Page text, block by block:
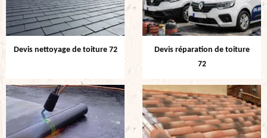
Devis nettoyage de toiture 72
Devis réparation de toiture
72